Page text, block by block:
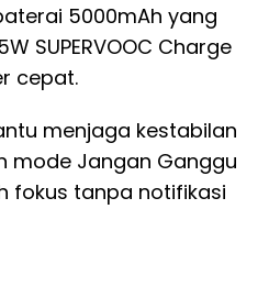
5000mAh yang
SUPERVOOC Charge
cepat.
menjaga kestabilan
mode Jangan Ganggu
fokus tanpa notifikasi